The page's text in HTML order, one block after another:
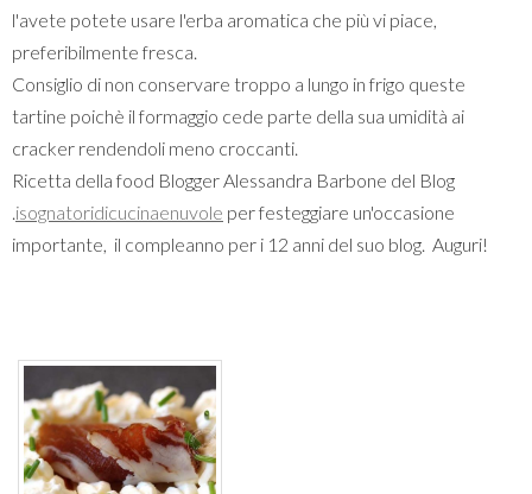
l'avete potete usare l'erba aromatica che più vi piace,
preferibilmente fresca.
Consiglio di non conservare troppo a lungo in frigo queste
tartine poichè il formaggio cede parte della sua umidità ai
cracker rendendoli meno croccanti.
Ricetta della food Blogger Alessandra Barbone del Blog
.isognatoridicucinaenuvole per festeggiare un'occasione
importante, il compleanno per i 12 anni del suo blog. Auguri!